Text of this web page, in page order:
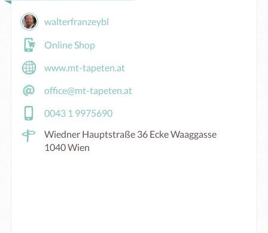
walterfranzeybl
Online Shop
www.mt-tapeten.at
office@mt-tapeten.at
0043 1 9975690
Wiedner Hauptstraße 36 Ecke Waaggasse
1040 Wien